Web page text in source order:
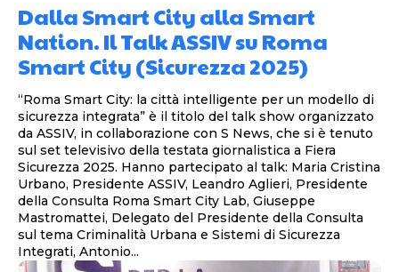
Dalla Smart City alla Smart
Nation. Il Talk ASSIV su Roma
Smart City (Sicurezza 2025)
“Roma Smart City: la città intelligente per un modello di
sicurezza integrata” è il titolo del talk show organizzato
da ASSIV, in collaborazione con S News, che si è tenuto
sul set televisivo della testata giornalistica a Fiera
Sicurezza 2025. Hanno partecipato al talk: Maria Cristina
Urbano, Presidente ASSIV, Leandro Aglieri, Presidente
della Consulta Roma Smart City Lab, Giuseppe
Mastromattei, Delegato del Presidente della Consulta
sul tema Criminalità Urbana e Sistemi di Sicurezza
Integrati, Antonio...